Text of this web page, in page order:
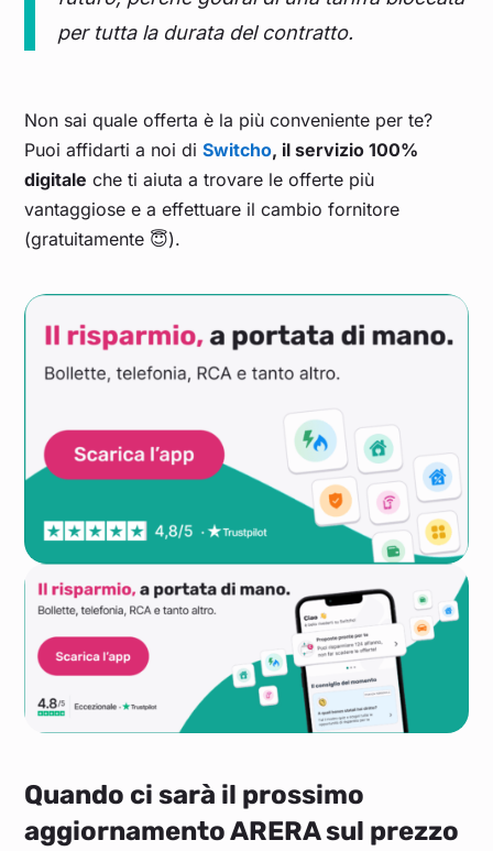
per tutta la durata del contratto.
Non sai quale offerta è la più conveniente per te?
Puoi affidarti a noi diSwitcho, il servizio 100%
digitale che ti aiuta a trovare le offerte più
vantaggiose e a effettuare il cambio fornitore
(gratuitamente 😇).
Quando ci sarà il prossimo
aggiornamento ARERA sul prezzo